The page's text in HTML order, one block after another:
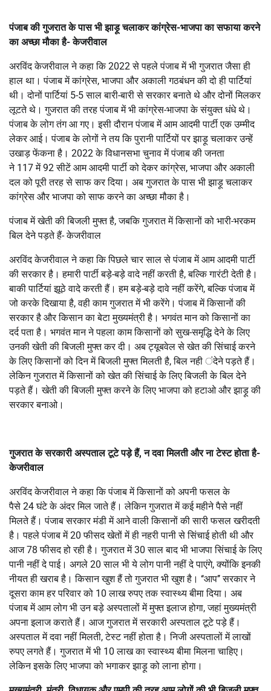
पंजाब की गुजरात के पास भी झाड़ू चलाकर कांग्रेस-भाजपा का सफाया करने
का अच्छा मौका है- केजरीवाल
अरविंद केजरीवाल ने कहा कि 2022 से पहले पंजाब में भी गुजरात जैसा ही
हाल था। पंजाब में कांग्रेस, भाजपा और अकाली गठबंधन की दो ही पार्टियां
थी। दोनों पार्टियां 5-5 साल बारी-बारी से सरकार बनाते थे और दोनों मिलकर
लूटते थे। गुजरात की तरह पंजाब में भी कांग्रेस-भाजपा के संयुक्त धंधे थे।
पंजाब के लोग तंग आ गए। इसी दौरान पंजाब में आम आदमी पार्टी एक उम्मीद
लेकर आई। पंजाब के लोगों ने तय कि पुरानी पार्टियों पर झाड़ू चलाकर उन्हें
उखाड़ फेंकना है। 2022 के विधानसभा चुनाव में पंजाब की जनता
ने 117 में 92 सीटें आम आदमी पार्टी को देकर कांग्रेस, भाजपा और अकाली
दल को पूरी तरह से साफ कर दिया। अब गुजरात के पास भी झाड़ू चलाकर
कांग्रेस और भाजपा को साफ करने का अच्छा मौका है।
पंजाब में खेती की बिजली मुफ्त है, जबकि गुजरात में किसानों को भारी-भरकम
बिल देने पड़ते हैं- केजरीवाल
अरविंद केजरीवाल ने कहा कि पिछले चार साल से पंजाब में आम आदमी पार्टी
की सरकार है। हमारी पार्टी बड़े-बड़े वादे नहीं करती है, बल्कि गारंटी देती है।
बाकी पार्टियां झूठे वादे करती हैं। हम बड़े-बड़े दावे नहीं करेंगे, बल्कि पंजाब में
जो करके दिखाया है, वही काम गुजरात में भी करेंगे। पंजाब में किसानों की
सरकार है और किसान का बेटा मुख्यमंत्री है। भगवंत मान को किसानों का
दर्द पता है। भगवंत मान ने पहला काम किसानों को सुख-समृद्धि देने के लिए
उनकी खेती की बिजली मुफ्त कर दी। अब ट्यूबवेल से खेत की सिंचाई करने
के लिए किसानों को दिन में बिजली मुफ्त मिलती है, बिल नही ंदेने पड़ते हैं।
लेकिन गुजरात में किसानों को खेत की सिंचाई के लिए बिजली के बिल देने
पड़ते हैं। खेती की बिजली मुफ्त करने के लिए भाजपा को हटाओ और झाड़ू की
सरकार बनाओ।
गुजरात के सरकारी अस्पताल टूटे पड़े हैं, न दवा मिलती और ना टेस्ट होता है-
केजरीवाल
अरविंद केजरीवाल ने कहा कि पंजाब में किसानों को अपनी फसल के
पैसे 24 घंटे के अंदर मिल जाते हैं। लेकिन गुजरात में कई महीने पैसे नहीं
मिलते हैं। पंजाब सरकार मंडी में आने वाली किसानों की सारी फसल खरीदती
है। पहले पंजाब में 20 फीसद खेतों में ही नहरी पानी से सिंचाई होती थी और
आज 78 फीसद हो रही है। गुजरात में 30 साल बाद भी भाजपा सिंचाई के लिए
पानी नहीं दे पाई। अगले 20 साल भी ये लोग पानी नहीं दे पाएंगे, क्योंकि इनकी
नीयत ही खराब है। किसान खुश हैं तो गुजरात भी खुश है। ‘‘आप’’ सरकार ने
दूसरा काम हर परिवार को 10 लाख रुपए तक स्वास्थ्य बीमा दिया। अब
पंजाब में आम लोग भी उन बड़े अस्पतालों में मुफ्त इलाज होगा, जहां मुख्यमंत्री
अपना इलाज कराते हैं। आज गुजरात में सरकारी अस्पताल टूटे पड़े हैं।
अस्पताल में दवा नहीं मिलती, टेस्ट नहीं होता है। निजी अस्पतालों में लाखों
रुपए लगते हैं। गुजरात में भी 10 लाख का स्वास्थ्य बीमा मिलना चाहिए।
लेकिन इसके लिए भाजपा को भगाकर झाड़ू को लाना होगा।